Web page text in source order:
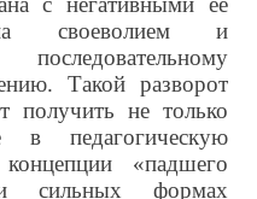
своеволием и
Такой разворот
получить не только
педагогическую
«падшего
сильных формах